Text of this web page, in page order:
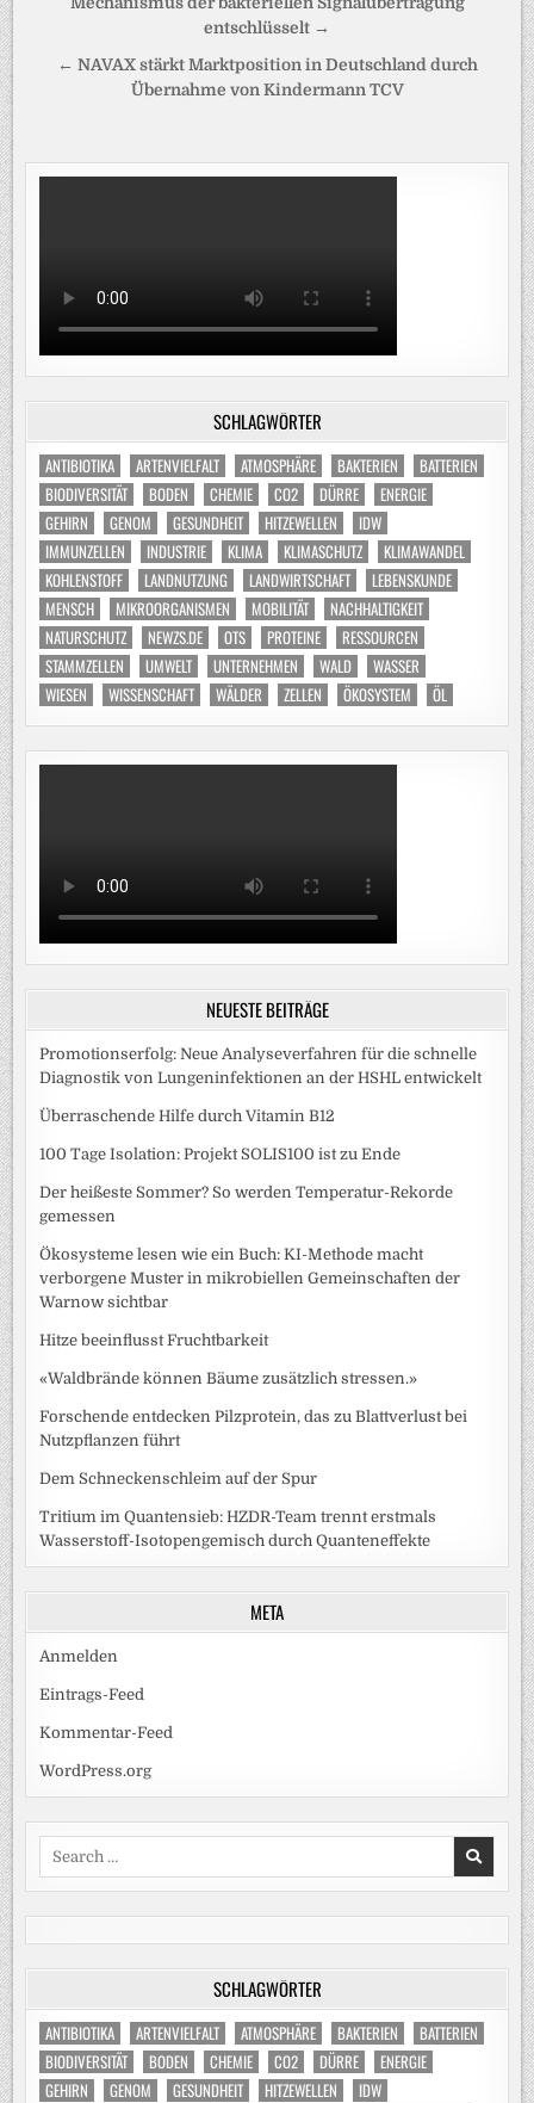
entschlüsselt →
← NAVAX stärkt Marktposition in Deutschland durch
Übernahme von Kindermann TCV
SCHLAGWÖRTER
ANTIBIOTIKA ARTENVIELFALT ATMOSPHÄRE BAKTERIEN
BATTERIEN
BIODIVERSITÄT
BODEN CHEMIE CO2 DÜRRE
ENERGIE
GEHIRN
GENOM GESUNDHEIT HITZEWELLEN
IDW
IMMUNZELLEN
INDUSTRIE KLIMA KLIMASCHUTZ
KLIMAWANDEL
KOHLENSTOFF
LANDNUTZUNG LANDWIRTSCHAFT
LEBENSKUNDE
MENSCH
MIKROORGANISMEN MOBILITÄT
NACHHALTIGKEIT
NATURSCHUTZ
NEWZS.DE OTS PROTEINE
RESSOURCEN
STAMMZELLEN
UMWELT UNTERNEHMEN WALD
WASSER
WIESEN
WISSENSCHAFT WÄLDER ZELLEN ÖKOSYSTEM ÖL
NEUESTE BEITRÄGE
Promotionserfolg: Neue Analyseverfahren für die schnelle
Diagnostik von Lungeninfektionen an der HSHL entwickelt
Überraschende Hilfe durch Vitamin B12
100 Tage Isolation: Projekt SOLIS100 ist zu Ende
Der heißeste Sommer? So werden Temperatur-Rekorde
gemessen
Ökosysteme lesen wie ein Buch: KI-Methode macht
verborgene Muster in mikrobiellen Gemeinschaften der
Warnow sichtbar
Hitze beeinflusst Fruchtbarkeit
«Waldbrände können Bäume zusätzlich stressen.»
Forschende entdecken Pilzprotein, das zu Blattverlust bei
Nutzpflanzen führt
Dem Schneckenschleim auf der Spur
Tritium im Quantensieb: HZDR-Team trennt erstmals
Wasserstoff-Isotopengemisch durch Quanteneffekte
META
Anmelden
Eintrags-Feed
Kommentar-Feed
WordPress.org
SCHLAGWÖRTER
ANTIBIOTIKA ARTENVIELFALT ATMOSPHÄRE BAKTERIEN
BATTERIEN
BIODIVERSITÄT
BODEN CHEMIE CO2 DÜRRE
ENERGIE
GEHIRN
GENOM GESUNDHEIT HITZEWELLEN
IDW